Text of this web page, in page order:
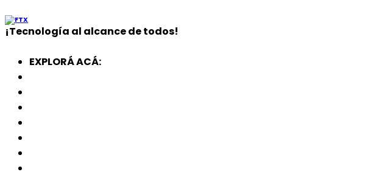
¡Tecnología al alcance de todos!
EXPLORÁ ACÁ: